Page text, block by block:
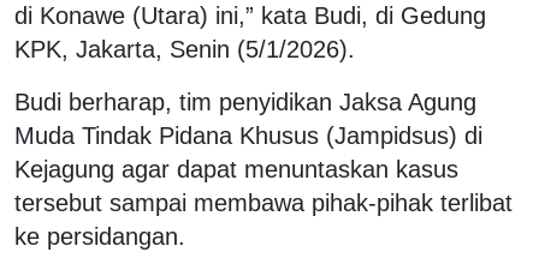
di Konawe (Utara) ini,” kata Budi, di Gedung
KPK, Jakarta, Senin (5/1/2026).
Budi berharap, tim penyidikan Jaksa Agung
Muda Tindak Pidana Khusus (Jampidsus) di
Kejagung agar dapat menuntaskan kasus
tersebut sampai membawa pihak-pihak terlibat
ke persidangan.